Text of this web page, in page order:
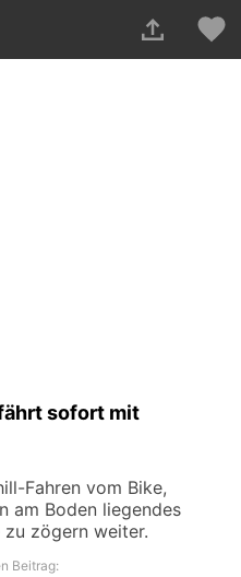
sofort mit
Fahren vom Bike,
am Boden liegendes
zögern weiter.
Beitrag: